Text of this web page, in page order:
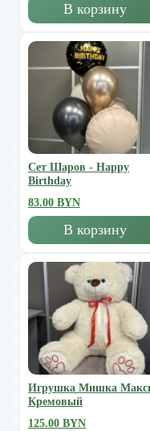
В корзину
Сет Шаров - Happy
Birthday
83.00 BYN
В корзину
Игрушка Мишка
Кремовый
125.00 BYN